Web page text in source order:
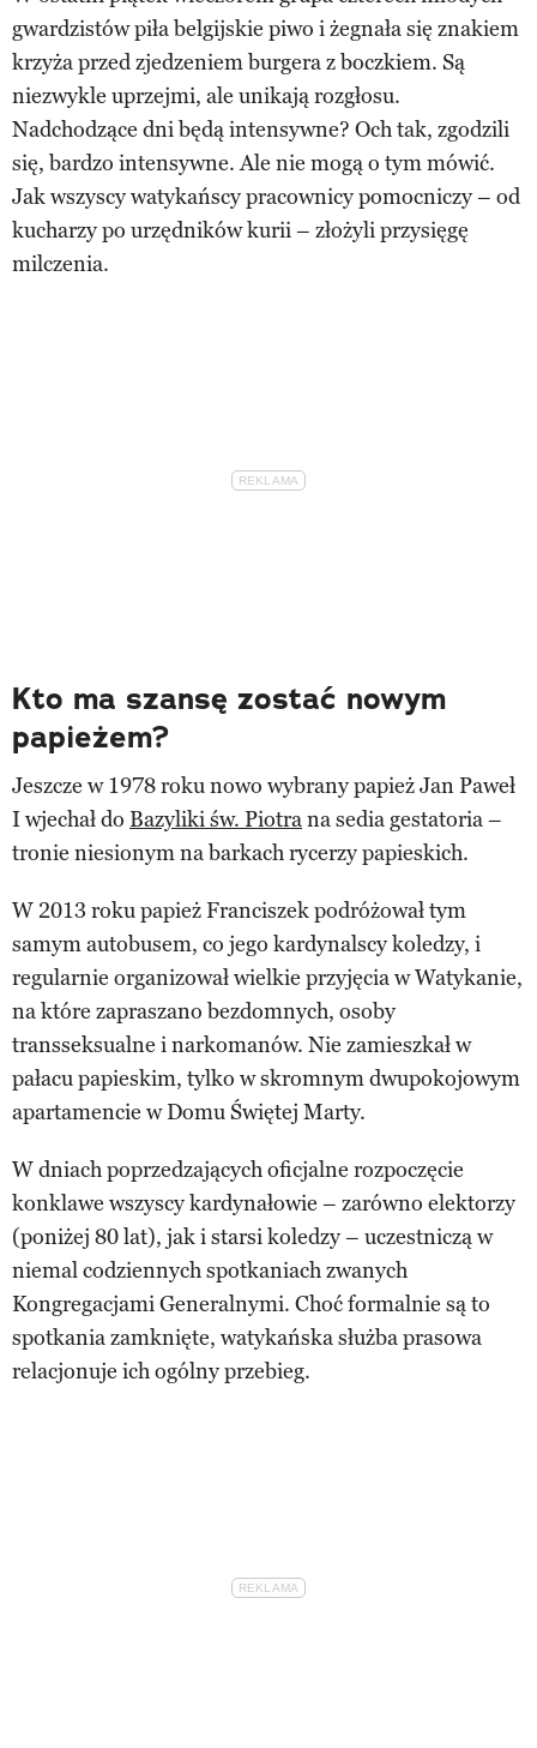
gwardzistów piła belgijskie piwo i żegnała się znakiem
krzyża przed zjedzeniem burgera z boczkiem. Są
niezwykle uprzejmi, ale unikają rozgłosu.
Nadchodzące dni będą intensywne? Och tak, zgodzili
się, bardzo intensywne. Ale nie mogą o tym mówić.
Jak wszyscy watykańscy pracownicy pomocniczy – od
kucharzy po urzędników kurii – złożyli przysięgę
milczenia.
Kto ma szansę zostać nowym
papieżem?
Jeszcze w 1978 roku nowo wybrany papież Jan Paweł
I wjechał do Bazyliki św. Piotrana sedia gestatoria –
tronie niesionym na barkach rycerzy papieskich.
W 2013 roku papież Franciszek podróżował tym
samym autobusem, co jego kardynalscy koledzy, i
regularnie organizował wielkie przyjęcia w Watykanie,
na które zapraszano bezdomnych, osoby
transseksualne i narkomanów. Nie zamieszkał w
pałacu papieskim, tylko w skromnym dwupokojowym
apartamencie w Domu Świętej Marty.
W dniach poprzedzających oficjalne rozpoczęcie
konklawe wszyscy kardynałowie – zarówno elektorzy
(poniżej 80 lat), jak i starsi koledzy – uczestniczą w
niemal codziennych spotkaniach zwanych
Kongregacjami Generalnymi. Choć formalnie są to
spotkania zamknięte, watykańska służba prasowa
relacjonuje ich ogólny przebieg.